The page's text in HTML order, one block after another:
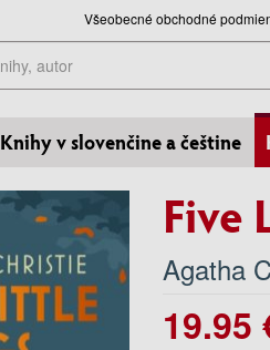
Všeobecné obchodné
Knihy v slovenčine a češtine
Five
Agatha
19.95